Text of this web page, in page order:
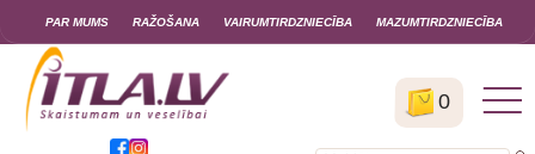
0
PAR MUMS RAŽOŠANA VAIRUMTIRDZNIECĪBA MAZUMTIRDZNIECĪBA